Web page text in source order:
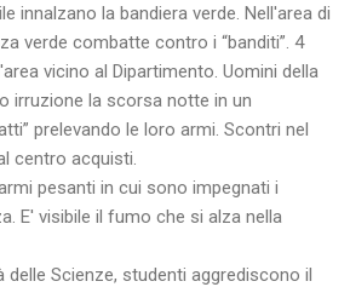
innalzano la bandiera verde. Nell'area di
verde combatte contro i “banditi”. 4
vicino al Dipartimento. Uomini della
irruzione la scorsa notte in un
prelevando le loro armi. Scontri nel
centro acquisti.
pesanti in cui sono impegnati i
E' visibile il fumo che si alza nella
delle Scienze, studenti aggrediscono il